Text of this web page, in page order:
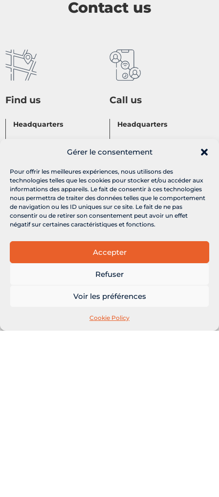
Gérer le consentement
Pour offrir les meilleures expériences, nous utilisons des
technologies telles que les cookies pour stocker et/ou accéder aux
informations des appareils. Le fait de consentir à ces technologies
nous permettra de traiter des données telles que le comportement
de navigation ou les ID uniques sur ce site. Le fait de ne pas
consentir ou de retirer son consentement peut avoir un effet
négatif sur certaines caractéristiques et fonctions.
Accepter
Refuser
Voir les préférences
Cookie Policy
Contact us
Find us
Headquarters
12300 Decazeville
Lun. – ven. 8h00 – 19h00
Turbine Dpt
ZA Garrigue
81600 MONTANS
Call us
Headquarters
Turbine Dpt
+33 5 63 30 24 74